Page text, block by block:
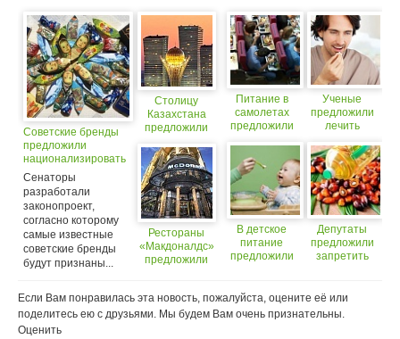
Советские бренды
предложили
национализировать
Сенаторы
разработали
законопроект,
согласно которому
самые известные
советские бренды
будут признаны...
Столицу
Казахстана
предложили
Рестораны
«Макдоналдс»
предложили
Питание в
самолетах
предложили
В детское
питание
предложили
Ученые
предложили
лечить
без
операции
Депутаты
предложили
запретить
масло
Если Вам понравилась эта новость, пожалуйста, оцените её или
поделитесь ею с друзьями. Мы будем Вам очень признательны.
Оценить